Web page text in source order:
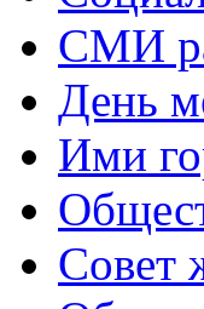
СМИ
День
Ими
Совет